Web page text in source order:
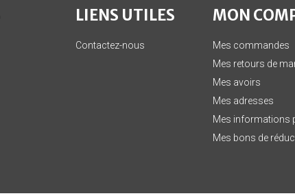
LIENS UTILES
Contactez-nous
MON
Mes commandes
Mes retours de
Mes avoirs
Mes adresses
Mes informations
Mes bons de